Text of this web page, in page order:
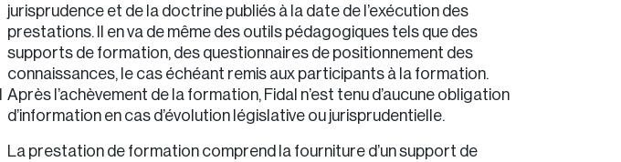
jurisprudence et de la doctrine publiés à la date de l’exécution des
prestations. Il en va de même des outils pédagogiques tels que des
supports de formation, des questionnaires de positionnement des
connaissances, le cas échéant remis aux participants à la formation.
Après l’achèvement de la formation, Fidal n’est tenu d’aucune obligation
d’information en cas d’évolution législative ou jurisprudentielle.
La prestation de formation comprend la fourniture d’un support de